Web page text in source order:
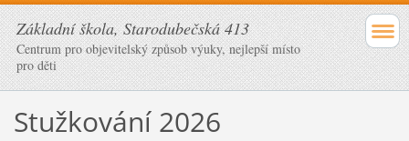
Základní škola, Starodubečská 413
Centrum pro objevitelský způsob výuky, nejlepší místo
pro děti
Stužkování 2026